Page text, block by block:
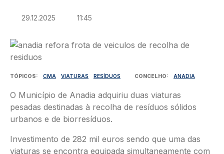
29.12.2025 11:45
Imagem
TÓPICOS CMA VIATURAS RESÍDUOS CONCELHO ANADIA
O Município de Anadia adquiriu duas viaturas
pesadas destinadas à recolha de resíduos sólidos
urbanos e de biorresíduos.
Investimento de 282 mil euros sendo que uma das
viaturas se encontra equipada simultaneamente com